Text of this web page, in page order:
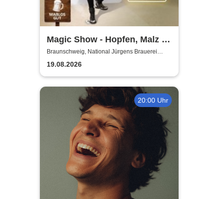
Magic Show - Hopfen, Malz &
Wunder - Kevin Köneke
Braunschweig, National Jürgens Brauerei
GmbH
19.08.2026
20:00 Uhr